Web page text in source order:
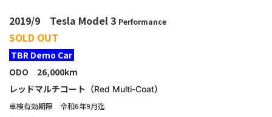
2019/9 Tesla Model 3 Performance
SOLD OUT
TBR Demo Car
ODO 26,000km
レッドマルチコート（Red Multi-Coat）
車検有効期限 令和6年9月迄